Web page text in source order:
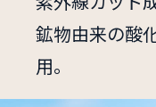
鉱物由来の酸
用。